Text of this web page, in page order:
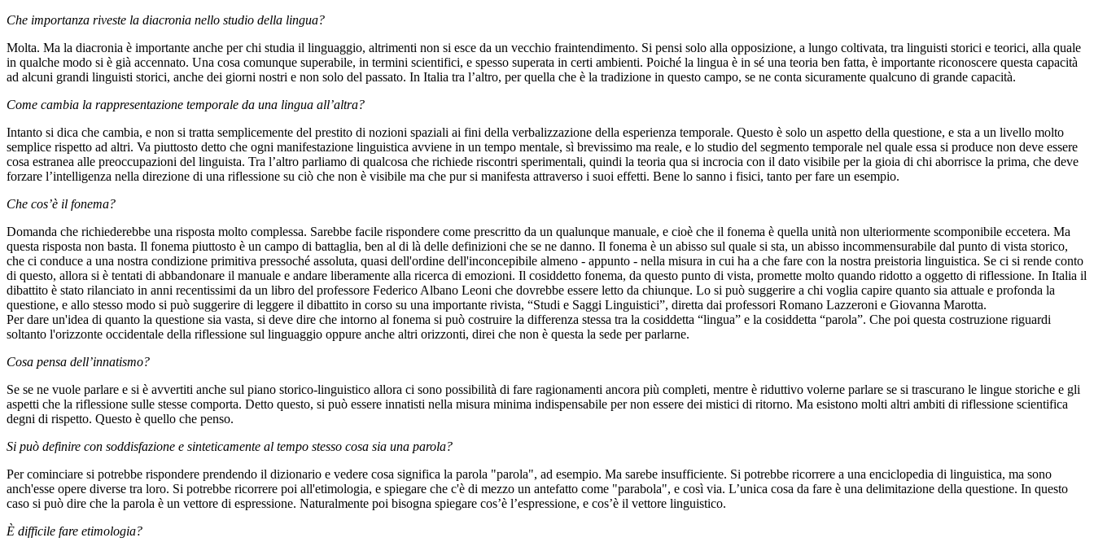
Che importanza riveste la diacronia nello studio della lingua?
Molta. Ma la diacronia è importante anche per chi studia il linguaggio, altrimenti non si esce da un vecchio fraintendimento. Si pensi solo alla opposizione, a lungo coltivata, tra linguisti storici e teorici, alla quale
in qualche modo si è già accennato. Una cosa comunque superabile, in termini scientifici, e spesso superata in certi ambienti. Poiché la lingua è in sé una teoria ben fatta, è importante riconoscere questa capacità
ad alcuni grandi linguisti storici, anche dei giorni nostri e non solo del passato. In Italia tra l’altro, per quella che è la tradizione in questo campo, se ne conta sicuramente qualcuno di grande capacità.
Come cambia la rappresentazione temporale da una lingua all’altra?
Intanto si dica che cambia, e non si tratta semplicemente del prestito di nozioni spaziali ai fini della verbalizzazione della esperienza temporale. Questo è solo un aspetto della questione, e sta a un livello molto
semplice rispetto ad altri. Va piuttosto detto che ogni manifestazione linguistica avviene in un tempo mentale, sì brevissimo ma reale, e lo studio del segmento temporale nel quale essa si produce non deve essere
cosa estranea alle preoccupazioni del linguista. Tra l’altro parliamo di qualcosa che richiede riscontri sperimentali, quindi la teoria qua si incrocia con il dato visibile per la gioia di chi aborrisce la prima, che deve
forzare l’intelligenza nella direzione di una riflessione su ciò che non è visibile ma che pur si manifesta attraverso i suoi effetti. Bene lo sanno i fisici, tanto per fare un esempio.
Che cos’è il fonema?
Domanda che richiederebbe una risposta molto complessa. Sarebbe facile rispondere come prescritto da un qualunque manuale, e cioè che il fonema è quella unità non ulteriormente scomponibile eccetera. Ma
questa risposta non basta. Il fonema piuttosto è un campo di battaglia, ben al di là delle definizioni che se ne danno. Il fonema è un abisso sul quale si sta, un abisso incommensurabile dal punto di vista storico,
che ci conduce a una nostra condizione primitiva pressoché assoluta, quasi dell'ordine dell'inconcepibile almeno - appunto - nella misura in cui ha a che fare con la nostra preistoria linguistica. Se ci si rende conto
di questo, allora si è tentati di abbandonare il manuale e andare liberamente alla ricerca di emozioni. Il cosiddetto fonema, da questo punto di vista, promette molto quando ridotto a oggetto di riflessione. In Italia il
dibattito è stato rilanciato in anni recentissimi da un libro del professore Federico Albano Leoni che dovrebbe essere letto da chiunque. Lo si può suggerire a chi voglia capire quanto sia attuale e profonda la
questione, e allo stesso modo si può suggerire di leggere il dibattito in corso su una importante rivista, “Studi e Saggi Linguistici”, diretta dai professori Romano Lazzeroni e Giovanna Marotta.
Per dare un'idea di quanto la questione sia vasta, si deve dire che intorno al fonema si può costruire la differenza stessa tra la cosiddetta “lingua” e la cosiddetta “parola”. Che poi questa costruzione riguardi
soltanto l'orizzonte occidentale della riflessione sul linguaggio oppure anche altri orizzonti, direi che non è questa la sede per parlarne.
Cosa pensa dell’innatismo?
Se se ne vuole parlare e si è avvertiti anche sul piano storico-linguistico allora ci sono possibilità di fare ragionamenti ancora più completi, mentre è riduttivo volerne parlare se si trascurano le lingue storiche e gli
aspetti che la riflessione sulle stesse comporta. Detto questo, si può essere innatisti nella misura minima indispensabile per non essere dei mistici di ritorno. Ma esistono molti altri ambiti di riflessione scientifica
degni di rispetto. Questo è quello che penso.
Si può definire con soddisfazione e sinteticamente al tempo stesso cosa sia una parola?
Per cominciare si potrebbe rispondere prendendo il dizionario e vedere cosa significa la parola "parola", ad esempio. Ma sarebe insufficiente. Si potrebbe ricorrere a una enciclopedia di linguistica, ma sono
anch'esse opere diverse tra loro. Si potrebbe ricorrere poi all'etimologia, e spiegare che c'è di mezzo un antefatto come "parabola", e così via. L’unica cosa da fare è una delimitazione della questione. In questo
caso si può dire che la parola è un vettore di espressione. Naturalmente poi bisogna spiegare cos’è l’espressione, e cos’è il vettore linguistico.
È difficile fare etimologia?